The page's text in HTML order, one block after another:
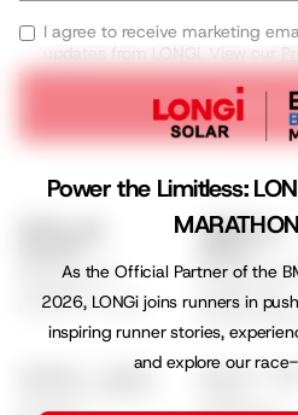
Power the Limitless:
As the Official Partner of the
2026, LONGi joins runners in
inspiring runner stories,
and explore our
I agree to receive marketing
updates from LONGi. View our
Série EcoLife
program EcoLife
KOMERČNÍ A
Komerční
Hi-MO S10
Hi-MO X6
Seznam Udržitelnost